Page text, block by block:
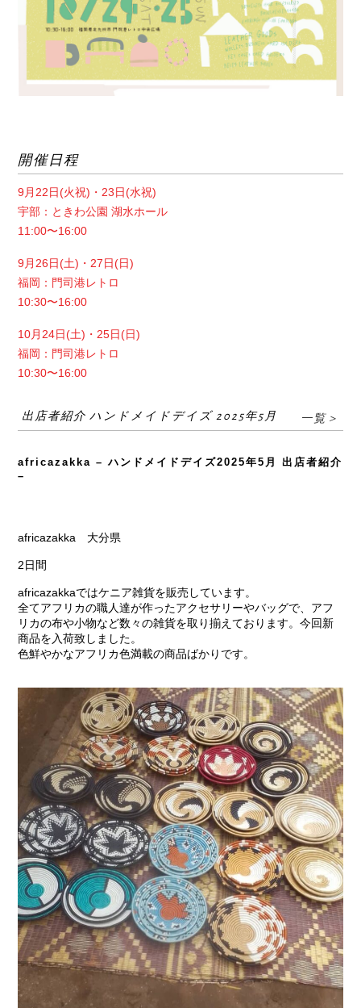
開催日程
9月22日(火祝)・23日(水祝)
宇部：ときわ公園 湖水ホール
11:00〜16:00
9月26日(土)・27日(日)
福岡：門司港レトロ
10:30〜16:00
10月24日(土)・25日(日)
福岡：門司港レトロ
10:30〜16:00
出店者紹介 ハンドメイドデイズ 2025年5月 一覧＞
africazakka – ハンドメイドデイズ2025年5月 出店者紹介
–
africazakka 大分県
2日間
africazakkaではケニア雑貨を販売しています。
全てアフリカの職人達が作ったアクセサリーやバッグで、アフ
リカの布や小物など数々の雑貨を取り揃えております。今回新
商品を入荷致しました。
色鮮やかなアフリカ色満載の商品ばかりです。